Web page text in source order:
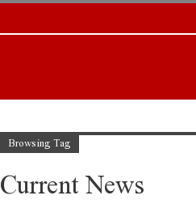
Browsing Tag
Current News